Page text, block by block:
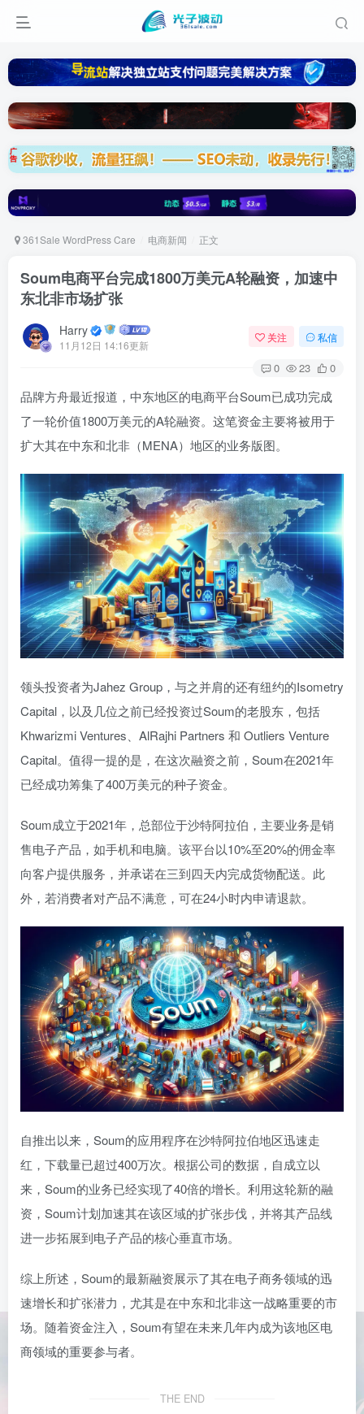
361Sale WordPress Care 电商新闻 正文
Soum电商平台完成1800万美元A轮融资，加速中
东北非市场扩张
Harry
11月12日 14:16更新
关注 私信
0 23 0
品牌方舟最近报道，中东地区的电商平台Soum已成功完成
了一轮价值1800万美元的A轮融资。这笔资金主要将被用于
扩大其在中东和北非（MENA）地区的业务版图。
领头投资者为Jahez Group，与之并肩的还有纽约的Isometry
Capital，以及几位之前已经投资过Soum的老股东，包括
Khwarizmi Ventures、AlRajhi Partners 和 Outliers Venture
Capital。值得一提的是，在这次融资之前，Soum在2021年
已经成功筹集了400万美元的种子资金。
Soum成立于2021年，总部位于沙特阿拉伯，主要业务是销
售电子产品，如手机和电脑。该平台以10%至20%的佣金率
向客户提供服务，并承诺在三到四天内完成货物配送。此
外，若消费者对产品不满意，可在24小时内申请退款。
自推出以来，Soum的应用程序在沙特阿拉伯地区迅速走
红，下载量已超过400万次。根据公司的数据，自成立以
来，Soum的业务已经实现了40倍的增长。利用这轮新的融
资，Soum计划加速其在该区域的扩张步伐，并将其产品线
进一步拓展到电子产品的核心垂直市场。
综上所述，Soum的最新融资展示了其在电子商务领域的迅
速增长和扩张潜力，尤其是在中东和北非这一战略重要的市
场。随着资金注入，Soum有望在未来几年内成为该地区电
商领域的重要参与者。
THE END